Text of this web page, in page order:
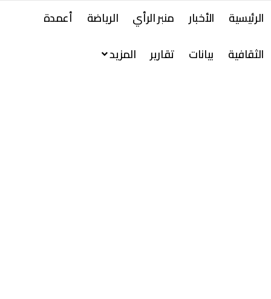
الرئيسية الأخبار منبر الرأي الرياضة
أعمدة
الثقافية
بيانات تقارير المزيد